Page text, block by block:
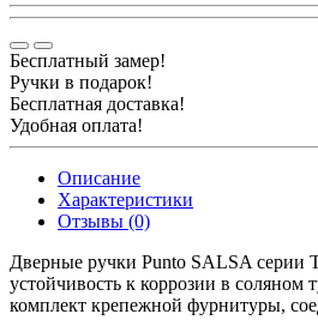
Бесплатный замер!
Ручки в подарок!
Бесплатная доставка!
Удобная оплата!
Описание
Характеристики
Отзывы (0)
Дверные ручки Punto SALSA серии
устойчивость к коррозии в
комплект крепежной фурнитуры,